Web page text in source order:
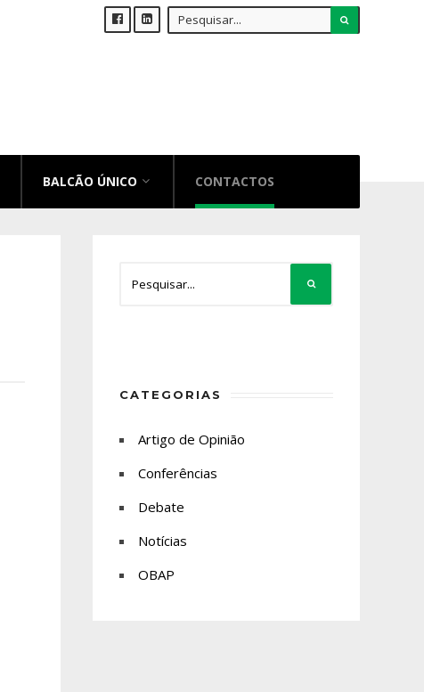
BALCÃO ÚNICO CONTACTOS
CATEGORIAS
Artigo de Opinião
Conferências
Debate
Notícias
OBAP